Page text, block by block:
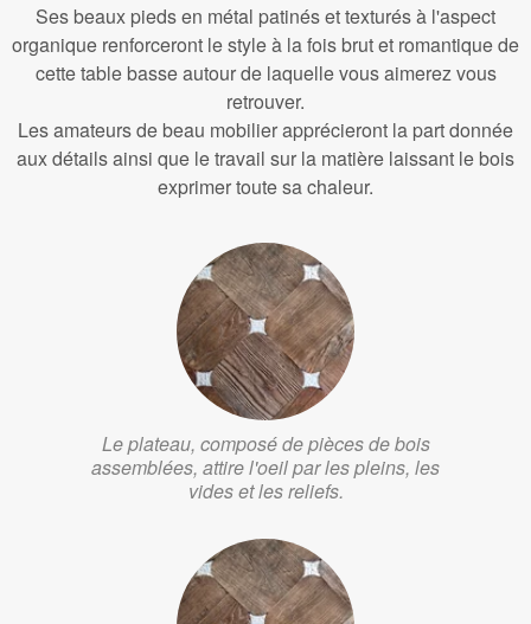
Ses beaux pieds en métal patinés et texturés à l'aspect
organique renforceront le style à la fois brut et romantique de
cette table basse autour de laquelle vous aimerez vous
retrouver.
Les amateurs de beau mobilier apprécieront la part donnée
aux détails ainsi que le travail sur la matière laissant le bois
exprimer toute sa chaleur.
Le plateau, composé de pièces de bois
assemblées, attire l'oeil par les pleins, les
vides et les reliefs.